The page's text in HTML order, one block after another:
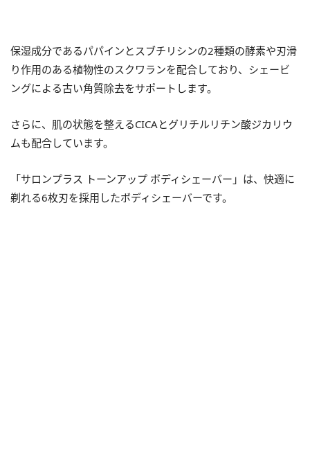
保湿成分であるパパインとスブチリシンの2種類の酵素や刃滑
り作用のある植物性のスクワランを配合しており、シェービ
ングによる古い角質除去をサポートします。
さらに、肌の状態を整えるCICAとグリチルリチン酸ジカリウ
ムも配合しています。
「サロンプラス トーンアップ ボディシェーバー」は、快適に
剃れる6枚刃を採用したボディシェーバーです。